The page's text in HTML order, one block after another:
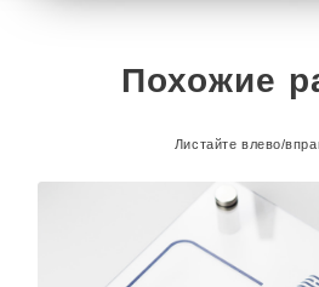
Похожие
Листайте влево/